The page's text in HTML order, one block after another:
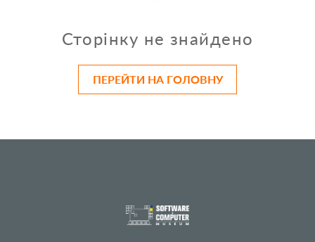
Сторінку не знайдено
ПЕРЕЙТИ НА ГОЛОВНУ